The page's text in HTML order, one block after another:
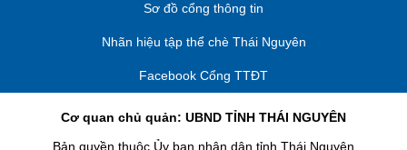
Sơ đồ cổng thông tin
Nhãn hiệu tập thể chè Thái Nguyên
Facebook Cổng TTĐT
Cơ quan chủ quản: UBND TỈNH THÁI NGUYÊN
Bản quyền thuộc Ủy ban nhân dân tỉnh Thái Nguyên